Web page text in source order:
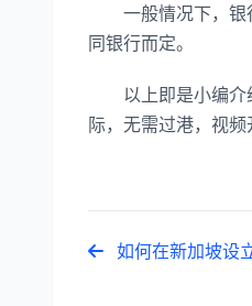
一般情况下，银行
同银行而定。
以上即是小编介绍
际，无需过港，视频
如何在新加坡设